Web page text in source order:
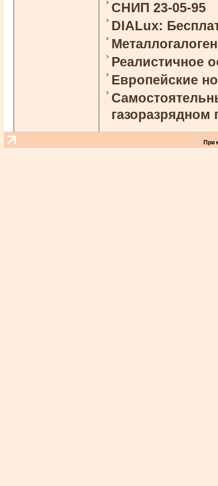
СНИП 23-05-95
DIALux:
Реалистичное
Европейские
При